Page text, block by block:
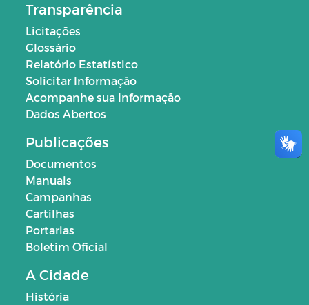
Transparência
Licitações
Glossário
Relatório Estatístico
Solicitar Informação
Acompanhe sua Informação
Dados Abertos
Publicações
Documentos
Manuais
Campanhas
Cartilhas
Portarias
Boletim Oficial
A Cidade
História